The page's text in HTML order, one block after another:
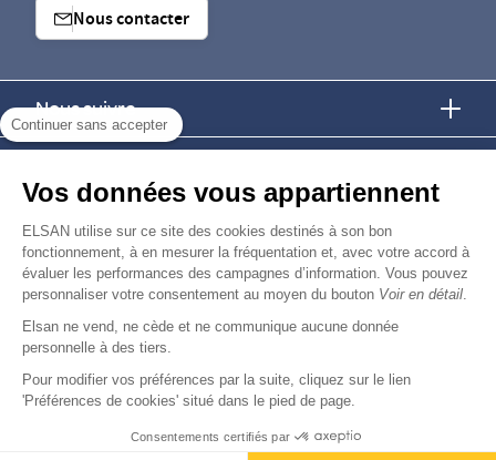
Continuer sans accepter
Vos données vous appartiennent
ELSAN utilise sur ce site des cookies destinés à son bon
fonctionnement, à en mesurer la fréquentation et, avec votre accord à
évaluer les performances des campagnes d’information. Vous pouvez
personnaliser votre consentement au moyen du bouton Voir en détail
Elsan ne vend, ne cède et ne communique aucune donnée
personnelle à des tiers.
Pour modifier vos préférences par la suite, cliquez sur le lien
'Préférences de cookies' situé dans le pied de page.
Consentements certifiés par
Nous contacter
Nous suivre
Nous rejoindre
Devenir fournisseur
© Copyright 2026 Elsan
Mentions Légales-Données personnelles
Agence digitale : VOID